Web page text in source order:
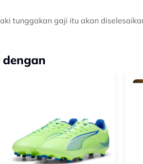
tunggakan gaji itu akan